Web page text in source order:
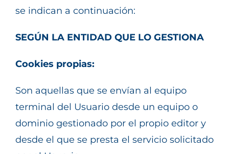
se indican a continuación:
SEGÚN LA ENTIDAD QUE LO GESTIONA
Cookies propias:
Son aquellas que se envían al equipo
terminal del Usuario desde un equipo o
dominio gestionado por el propio editor y
desde el que se presta el servicio solicitado